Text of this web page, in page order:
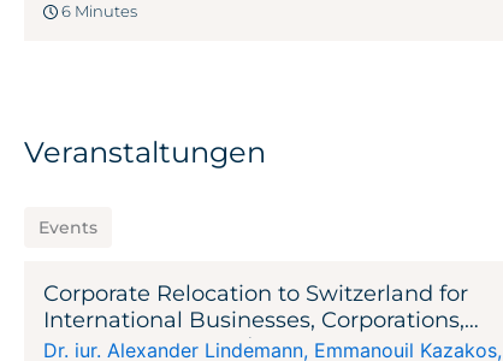
6 Minutes
Veranstaltungen
Events
Corporate Relocation to Switzerland for
International Businesses, Corporations,
Entrepreneurs, and Investors
Dr. iur. Alexander Lindemann, Emmanouil Kazakos,